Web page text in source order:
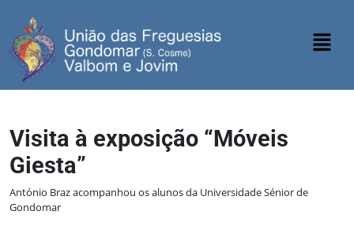
Visita à exposição “Móveis
Giesta”
António Braz acompanhou os alunos da Universidade Sénior de
Gondomar